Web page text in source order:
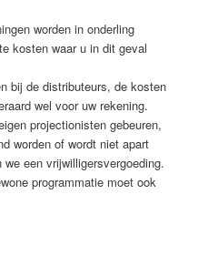
worden in onderling
kosten waar u in dit geval
bij de distributeurs, de kosten
wel voor uw rekening.
projectionisten gebeuren,
worden of wordt niet apart
een vrijwilligersvergoeding.
programmatie moet ook